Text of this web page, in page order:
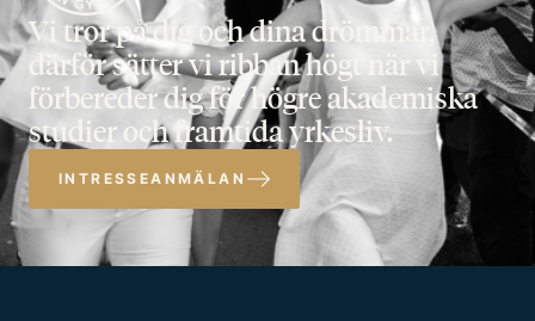
Vi tror på dig och dina drömmar,
därför sätter vi ribban högt när vi
förbereder dig för högre akademiska
studier och framtida yrkesliv.
INTRESSEANMÄLAN